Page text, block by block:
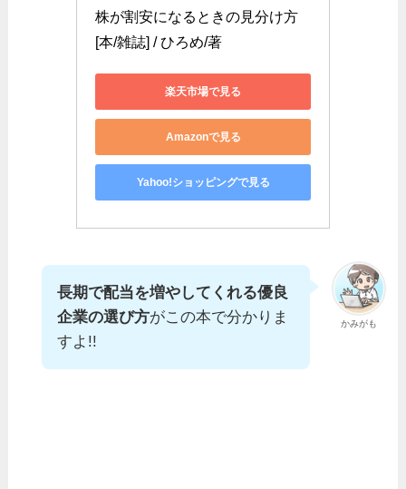
株が割安になるときの見分け方
[本/雑誌] / ひろめ/著
楽天市場で見る
Amazonで見る
Yahoo!ショッピングで見る
かみがも
長期で配当を増やしてくれる優良
企業の選び方がこの本で分かりま
すよ!!